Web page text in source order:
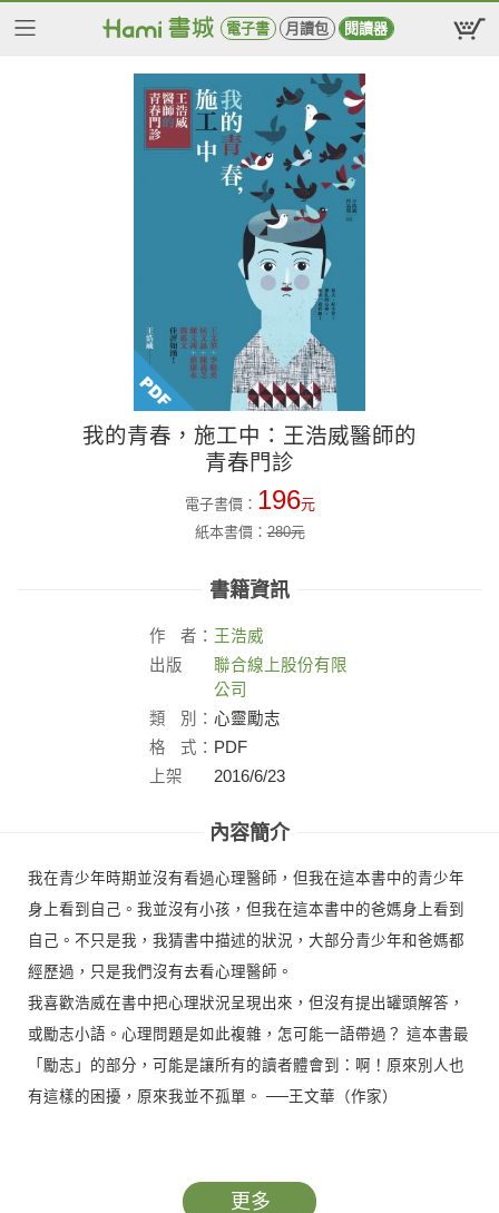
電子書 月讀包 閱讀器
我的青春，施工中：王浩威醫師的
青春門診
電子書價： 196元
紙本書價：280元
書籍資訊
作 者： 王浩威
出版
聯合線上股份有限
公司
類
別： 心靈勵志
格
式： PDF
上架
2016/6/23
內容簡介
我在青少年時期並沒有看過心理醫師，但我在這本書中的青少年
身上看到自己。我並沒有小孩，但我在這本書中的爸媽身上看到
自己。不只是我，我猜書中描述的狀況，大部分青少年和爸媽都
經歷過，只是我們沒有去看心理醫師。
我喜歡浩威在書中把心理狀況呈現出來，但沒有提出罐頭解答，
或勵志小語。心理問題是如此複雜，怎可能一語帶過？ 這本書最
「勵志」的部分，可能是讓所有的讀者體會到：啊！原來別人也
有這樣的困擾，原來我並不孤單。 ──王文華（作家）
社會變遷中，青少年多面向的心靈投影。既是年輕朋友們的鏡，
更多